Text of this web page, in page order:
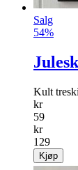
Salg
54%
Kult
kr
59
kr
129
Kjøp